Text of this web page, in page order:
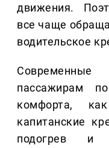
движения.
все чаще
водительское
Современные
пассажирам
комфорта,
капитанские
подогрев и